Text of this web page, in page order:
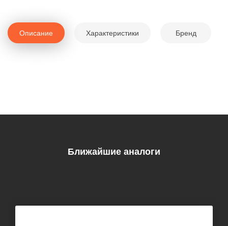
Описание Характеристики Бренд
Ближайшие аналоги